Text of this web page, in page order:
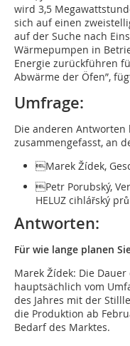
wird 3,5
sich auf einen
auf der Suche nach
Wärmepumpen in
Energie zurückführen
Abwärme der Öfen”,
Umfrage:
Die anderen
zusammengefasst, an
Marek Žídek,
Petr Porubský,
HELUZ cihlářský
Antworten:
Für wie lange planen
Marek Žídek: Die
hauptsächlich vom
des Jahres mit der
die Produktion ab
Bedarf des Marktes.